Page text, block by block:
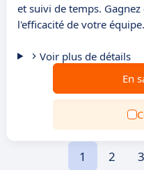
et suivi de temps.
l'efficacité de votre équipe.
Voir plus de détails
En
1 2 3